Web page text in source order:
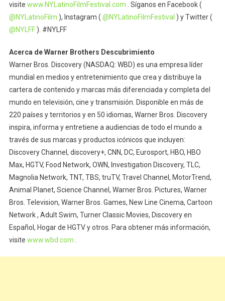
visite www.NYLatinoFilmFestival.com . Síganos en Facebook (
@NYLatinoFilm ), Instagram ( @NYLatinoFilmFestival ) y Twitter (
@NYLFF). #NYLFF
Acerca de Warner Brothers Descubrimiento
Warner Bros. Discovery (NASDAQ: WBD) es una empresa líder
mundial en medios y entretenimiento que crea y distribuye la
cartera de contenido y marcas más diferenciada y completa del
mundo en televisión, cine y transmisión. Disponible en más de
220 países y territorios y en 50 idiomas, Warner Bros. Discovery
inspira, informa y entretiene a audiencias de todo el mundo a
través de sus marcas y productos icónicos que incluyen:
Discovery Channel, discovery+, CNN, DC, Eurosport, HBO, HBO
Max, HGTV, Food Network, OWN, Investigation Discovery, TLC,
Magnolia Network, TNT, TBS, truTV, Travel Channel, MotorTrend,
Animal Planet, Science Channel, Warner Bros. Pictures, Warner
Bros. Television, Warner Bros. Games, New Line Cinema, Cartoon
Network , Adult Swim, Turner Classic Movies, Discovery en
Español, Hogar de HGTV y otros. Para obtener más información,
visite www.wbd.com .